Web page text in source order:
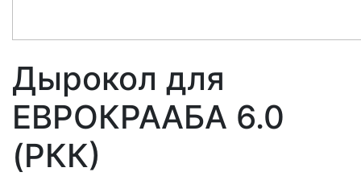
Дырокол для
ЕВРОКРААБА 6.0
(РКК)